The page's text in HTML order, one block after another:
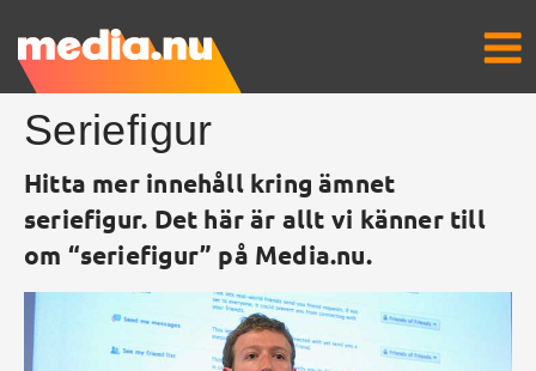
Seriefigur
Hitta mer innehåll kring ämnet
seriefigur. Det här är allt vi känner till
om “seriefigur” på Media.nu.